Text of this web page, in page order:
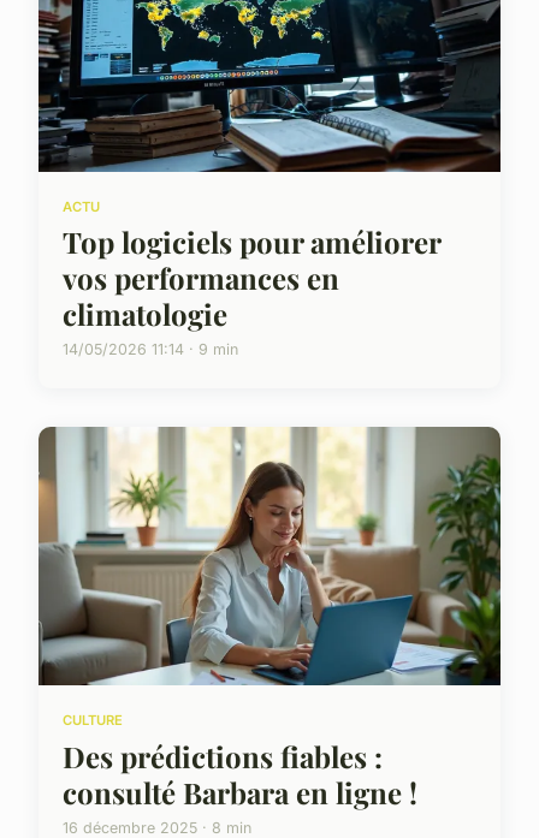
ACTU
Top logiciels pour améliorer
vos performances en
climatologie
14/05/2026 11:14 · 9 min
CULTURE
Des prédictions fiables :
consulté Barbara en ligne !
16 décembre 2025 · 8 min